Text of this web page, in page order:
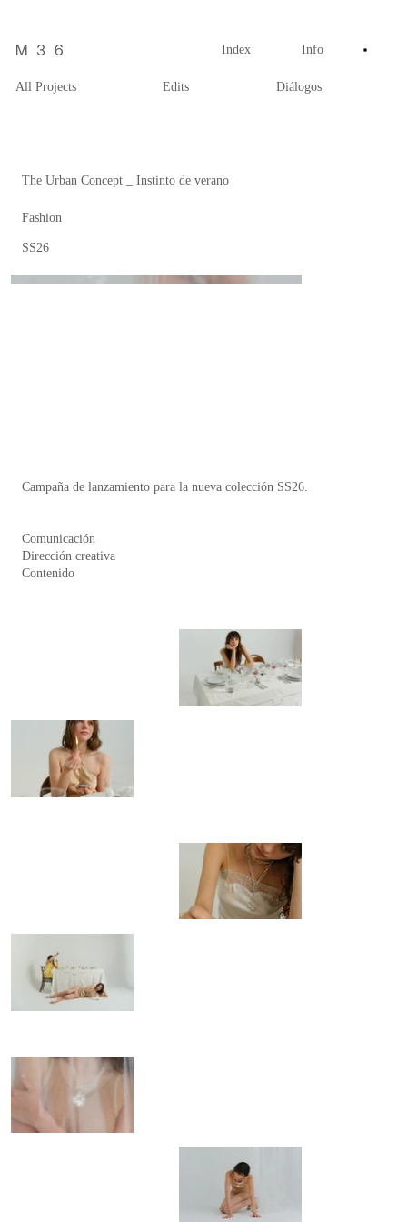
Index Info
All Projects Edits Diálogos
The Urban Concept _ Instinto de verano
Fashion
SS26
Campaña de lanzamiento para la nueva colección SS26.
Comunicación
Dirección creativa
Contenido